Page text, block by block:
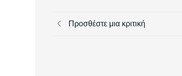
Προσθέστε μια κριτική